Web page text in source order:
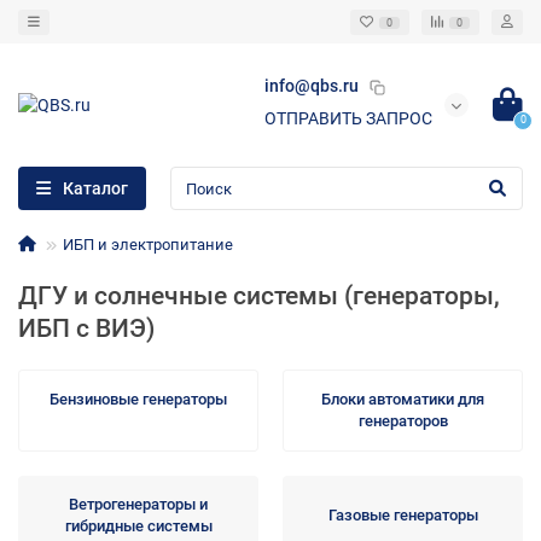
0 0
info@qbs.ru
ОТПРАВИТЬ ЗАПРОС
0
Каталог
ИБП и электропитание
ДГУ и солнечные системы (генераторы,
ИБП с ВИЭ)
Бензиновые генераторы
Блоки автоматики для
генераторов
Ветрогенераторы и
гибридные системы
Газовые генераторы